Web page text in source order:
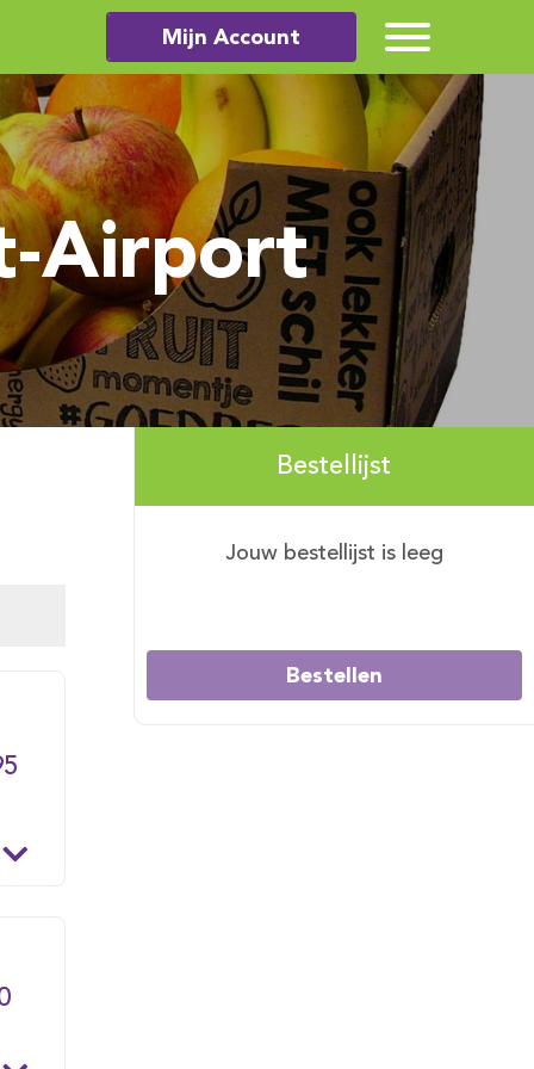
Mijn Account
Airport
Bestellijst
Jouw bestellijst is leeg
Bestellen